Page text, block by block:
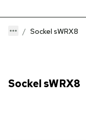
Sockel sWRX8
Sockel sWRX8